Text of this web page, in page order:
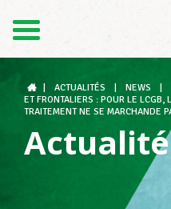
Le LCGB
ACTUALITÉS NEWS
ET FRONTALIERS : POUR LE LCGB,
TRAITEMENT NE SE MARCHANDE